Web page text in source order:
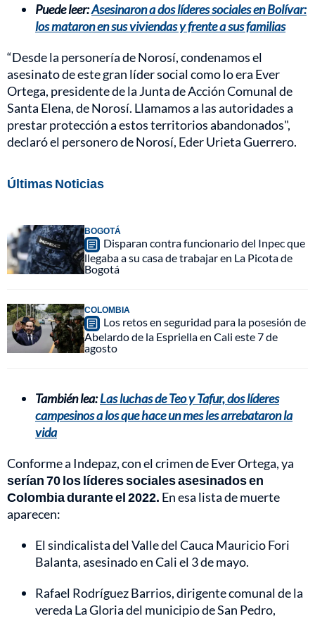
Puede leer:Asesinaron a dos líderes sociales en Bolívar:
los mataron en sus viviendas y frente a sus familias
“Desde la personería de Norosí, condenamos el
asesinato de este gran líder social como lo era Ever
Ortega, presidente de la Junta de Acción Comunal de
Santa Elena, de Norosí. Llamamos a las autoridades a
prestar protección a estos territorios abandonados",
declaró el personero de Norosí, Eder Urieta Guerrero.
Últimas Noticias
BOGOTÁ
Disparan contra funcionario del Inpec que
llegaba a su casa de trabajar en La Picota de
Bogotá
COLOMBIA
Los retos en seguridad para la posesión de
Abelardo de la Espriella en Cali este 7 de
agosto
También lea:Las luchas de Teo y Tafur, dos líderes
campesinos a los que hace un mes les arrebataron la
vida
Conforme a Indepaz, con el crimen de Ever Ortega, ya
serían 70 los líderes sociales asesinados en
Colombia durante el 2022. En esa lista de muerte
aparecen:
El sindicalista del Valle del Cauca Mauricio Fori
Balanta, asesinado en Cali el 3 de mayo.
Rafael Rodríguez Barrios, dirigente comunal de la
vereda La Gloria del municipio de San Pedro,